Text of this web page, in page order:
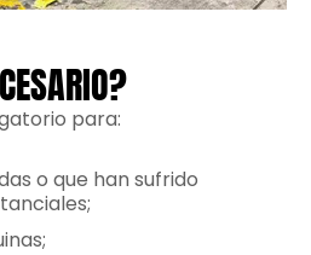
para:
o que han sufrido